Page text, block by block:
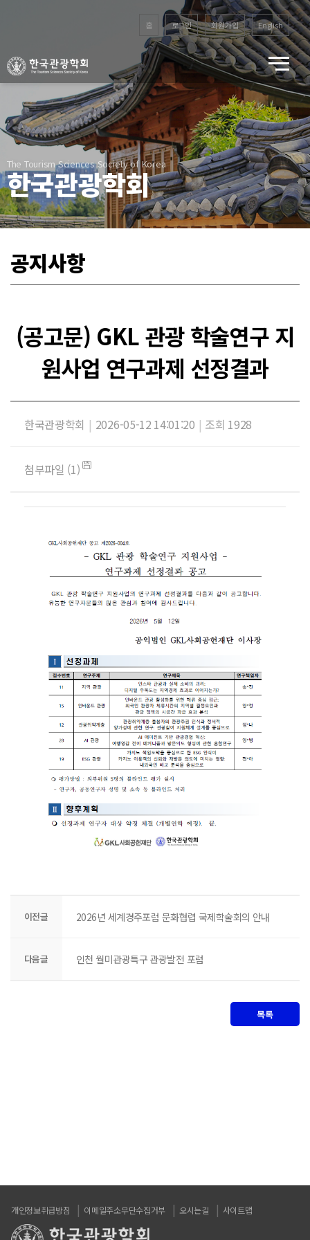
홈 로그인 회원가입 English
The Tourism Sciences Society of Korea
한국관광학회
공지사항
(공고문) GKL 관광 학술연구 지
원사업 연구과제 선정결과
한국관광학회 | 2026-05-12 14:01:20 | 조회 1928
첨부파일 (1)
이전글 2026년 세계경주포럼 문화협렵 국제학술회의 안내
다음글 인천 월미관광특구 관광발전 포럼
목록
개인정보취급방침 이메일주소무단수집거부 오시는길 사이트맵